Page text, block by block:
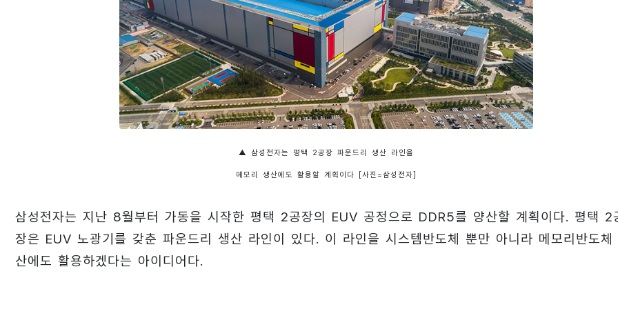
▲ 삼성전자는 평택 2공장 파운드리 생산 라인을
메모리 생산에도 활용할 계획이다 [사진=삼성전자]
삼성전자는 지난 8월부터 가동을 시작한 평택 2공장의 EUV 공정으로 DDR5를 양산할 계획이다. 평택 2
장은 EUV 노광기를 갖춘 파운드리 생산 라인이 있다. 이 라인을 시스템반도체 뿐만 아니라 메모리반도체
산에도 활용하겠다는 아이디어다.